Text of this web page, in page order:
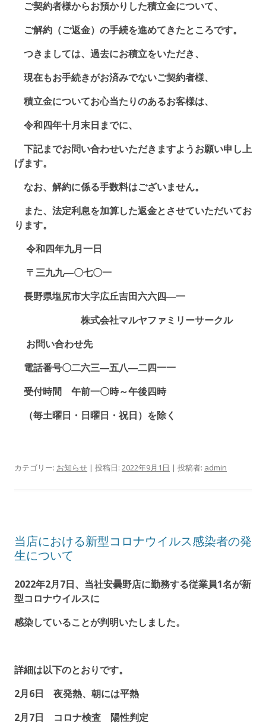
ご契約者様からお預かりした積立金について、
ご解約（ご返金）の手続を進めてきたところです。
つきましては、過去にお積立をいただき、
現在もお手続きがお済みでないご契約者様、
積立金についてお心当たりのあるお客様は、
令和四年十月末日までに、
下記までお問い合わせいただきますようお願い申し上
げます。
なお、解約に係る手数料はございません。
また、法定利息を加算した返金とさせていただいてお
ります。
令和四年九月一日
〒三九九―〇七〇一
長野県塩尻市大字広丘吉田六六四―一
株式会社マルヤファミリーサークル
お問い合わせ先
電話番号〇二六三―五八―二四一一
受付時間 午前一〇時～午後四時
（毎土曜日・日曜日・祝日）を除く
カテゴリー: お知らせ | 投稿日: 2022年9月1日 | 投稿者: admin
当店における新型コロナウイルス感染者の発
生について
2022年2月7日、当社安曇野店に勤務する従業員1名が新
型コロナウイルスに
感染していることが判明いたしました。
詳細は以下のとおりです。
2月6日 夜発熱、朝には平熱
2月7日 コロナ検査 陽性判定